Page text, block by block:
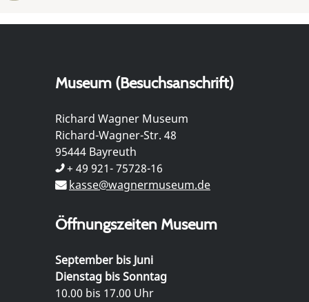
Museum (Besuchsanschrift)
Richard Wagner Museum
Richard-Wagner-Str. 48
95444 Bayreuth
+ 49 921- 75728-16
kasse@wagnermuseum.de
Öffnungszeiten Museum
September bis Juni
Dienstag bis Sonntag
10.00 bis 17.00 Uhr